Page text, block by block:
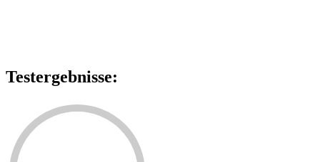
Testergebnisse: